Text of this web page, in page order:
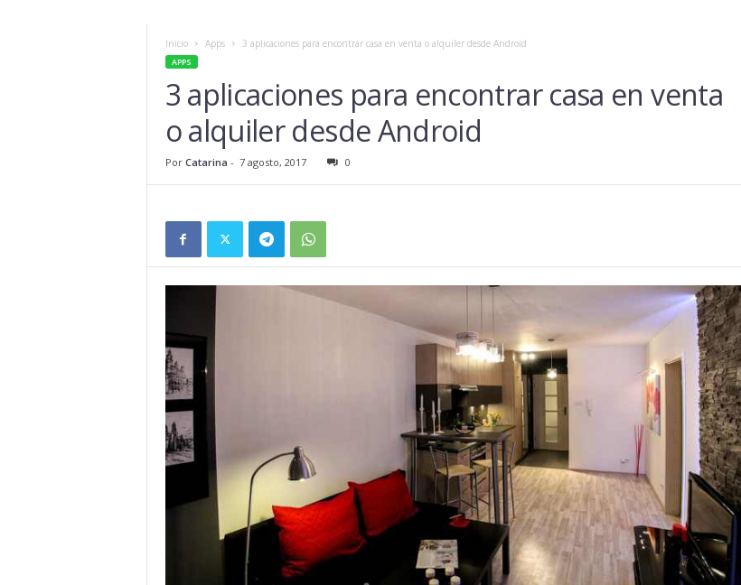
Inicio Apps 3 aplicaciones para encontrar casa en venta o alquiler desde Android
APPS
3 aplicaciones para encontrar casa en venta
o alquiler desde Android
Por Catarina - 7 agosto, 2017 0